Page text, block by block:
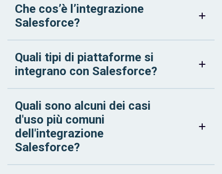
Che cos’è l’integrazione
Salesforce?
Quali tipi di piattaforme si
integrano con Salesforce?
Quali sono alcuni dei casi
d'uso più comuni
dell'integrazione
Salesforce?